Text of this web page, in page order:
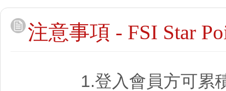
注意事項 - FSI Star
1.登入會員方可累